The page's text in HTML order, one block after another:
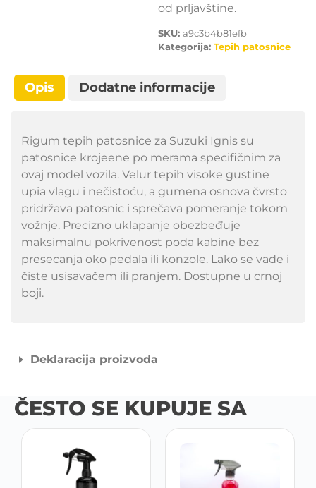
od prljavštine.
SKU: a9c3b4b81efb
Kategorija: Tepih patosnice
Opis Dodatne informacije
Rigum tepih patosnice za Suzuki Ignis su
patosnice krojeene po merama specifičnim za
ovaj model vozila. Velur tepih visoke gustine
upia vlagu i nečistoću, a gumena osnova čvrsto
pridržava patosnic i sprečava pomeranje tokom
vožnje. Precizno uklapanje obezbeđuje
maksimalnu pokrivenost poda kabine bez
presecanja oko pedala ili konzole. Lako se vade i
čiste usisavačem ili pranjem. Dostupne u crnoj
boji.
Deklaracija proizvoda
ČESTO SE KUPUJE SA